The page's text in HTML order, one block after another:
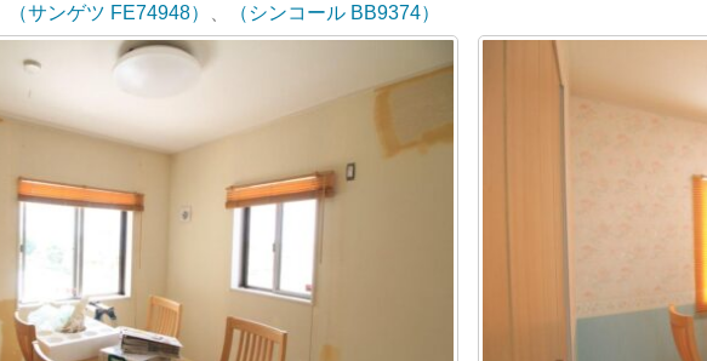
（サンゲツ FE74948） （シンコール BB9374）